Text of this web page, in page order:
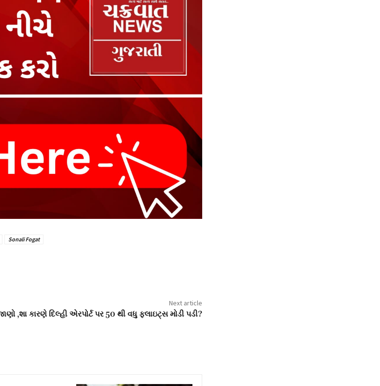
Sonali Fogat
Next article
,શા કારણે દિલ્હી એરપોર્ટ પર 50 થી વધુ ફ્લાઇટ્સ મોડી પડી?